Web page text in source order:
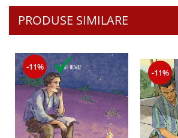
PRODUSE SIMILARE
-11%
-11%